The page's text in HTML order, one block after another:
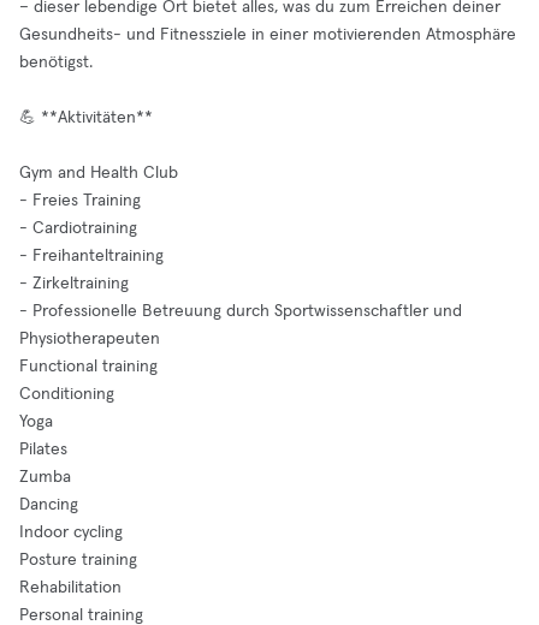
– dieser lebendige Ort bietet alles, was du zum Erreichen deiner
Gesundheits- und Fitnessziele in einer motivierenden Atmosphäre
benötigst.
💪 **Aktivitäten**
Gym and Health Club
- Freies Training
- Cardiotraining
- Freihanteltraining
- Zirkeltraining
- Professionelle Betreuung durch Sportwissenschaftler und
Physiotherapeuten
Functional training
Conditioning
Yoga
Pilates
Zumba
Dancing
Indoor cycling
Posture training
Rehabilitation
Personal training